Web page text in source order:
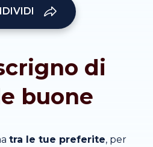
di
buone
tra le tue preferite, per